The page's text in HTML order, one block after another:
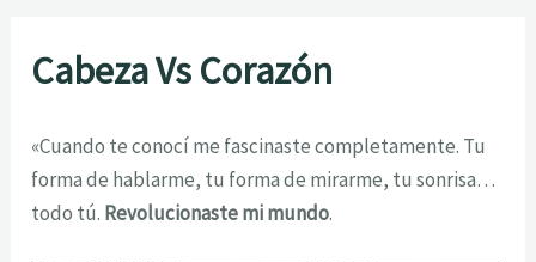
Cabeza Vs Corazón
«Cuando te conocí me fascinaste completamente. Tu
forma de hablarme, tu forma de mirarme, tu sonrisa…
todo tú. Revolucionaste mi mundo.